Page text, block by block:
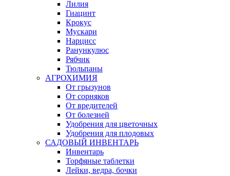
Лилия
Гиацинт
Крокус
Мускари
Нарцисс
Ранункулюс
Рябчик
Тюльпаны
АГРОХИМИЯ
От грызунов
От сорняков
От вредителей
От болезней
Удобрения для цветочных
Удобрения для плодовых
САДОВЫЙ ИНВЕНТАРЬ
Инвентарь
Торфяные таблетки
Лейки, ведра, бочки